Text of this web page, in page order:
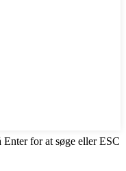
Enter for at søge eller ESC